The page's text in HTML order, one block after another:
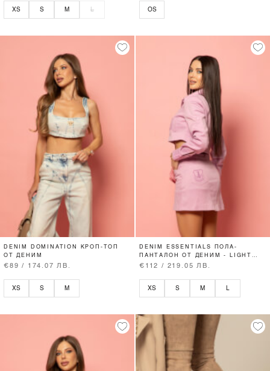
XS S M L OS
DENIM DOMINATION КРОП-ТОП
ОТ ДЕНИМ
€89 / 174.07 ЛВ.
XS S M
DENIM ESSENTIALS ПОЛА-
ПАНТАЛОН ОТ ДЕНИМ - LIGHT
ORCHID
€112 / 219.05 ЛВ.
XS S M L